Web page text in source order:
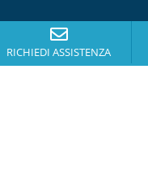
RICHIEDI ASSISTENZA